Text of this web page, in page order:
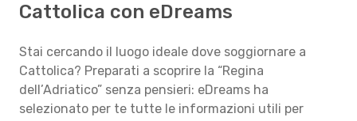
Cattolica con eDreams
Stai cercando il luogo ideale dove soggiornare a
Cattolica? Preparati a scoprire la “Regina
dell’Adriatico” senza pensieri: eDreams ha
selezionato per te tutte le informazioni utili per